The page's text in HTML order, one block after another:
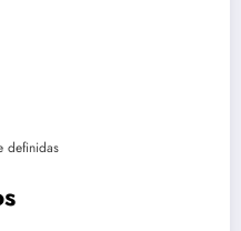
definidas